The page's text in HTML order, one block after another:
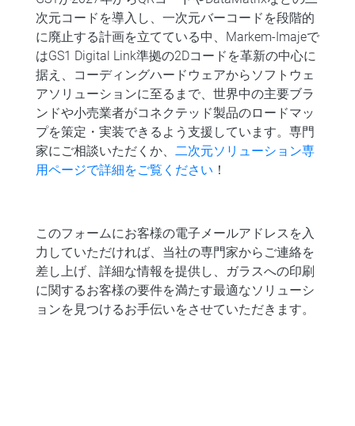
次元コードを導入し、一次元バーコードを段階的
に廃止する計画を立てている中、Markem-Imajeで
はGS1 Digital Link準拠の2Dコードを革新の中心に
据え、コーディングハードウェアからソフトウェ
アソリューションに至るまで、世界中の主要ブラ
ンドや小売業者がコネクテッド製品のロードマッ
プを策定・実装できるよう支援しています。専門
家にご相談いただくか、 二次元ソリューション専
用ページで詳細をご覧ください ！
このフォームにお客様の電子メールアドレスを入
力していただければ、当社の専門家からご連絡を
差し上げ、詳細な情報を提供し、ガラスへの印刷
に関するお客様の要件を満たす最適なソリューシ
ョンを見つけるお手伝いをさせていただきます。